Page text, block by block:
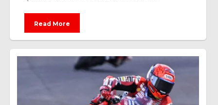
Read More